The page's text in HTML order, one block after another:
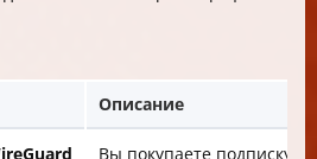
Описание
Вы покупаете подписку